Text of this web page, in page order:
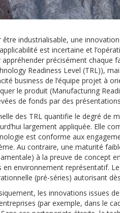
être industrialisable, une
est incertaine et
appréhender précisément chaque
Readiness Level (TRL)),
business de l’équipe projet à
le produit (Manufacturing
de fonds par des
des TRL quantifie le degré de
largement appliquée. Elle
est conforme aux
Au contraire, une maturité
à la preuve de concept
en environnement représentatif.
(pré-séries) autorisant
les innovations issues
(par exemple, dans le